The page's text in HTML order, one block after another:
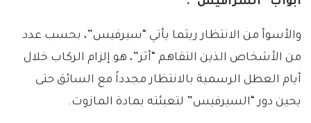
والأسوأ من الانتظار ريثما يأتي “سيرفيس”، بحسب عدد
من الأشخاص الذين التقاهم “أثر”، هو إلزام الركاب خلال
أيام العطل الرسمية بالانتظار مجدداً مع السائق حتى
يحين دور “السيرفيس” لتعبئته بمادة المازوت.